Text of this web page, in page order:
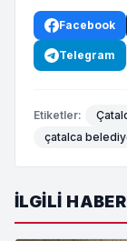
Facebook
Telegram
Etiketler:
çatalca
İLGILI